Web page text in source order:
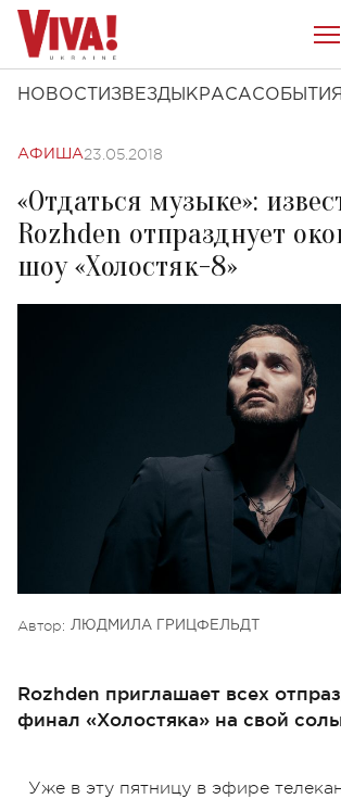
НОВОСТИ ЗВЕЗДЫ КРАСАСОБЫТИЯ
АФИША23.05.2018
«Отдаться музыке»:
Rozhden отпразднует
шоу «Холостяк-8»
Автор: ЛЮДМИЛА ГРИЦФЕЛЬДТ
Rozhden приглашает всех
финал «Холостяка» на свой
Уже в эту пятницу в эфире